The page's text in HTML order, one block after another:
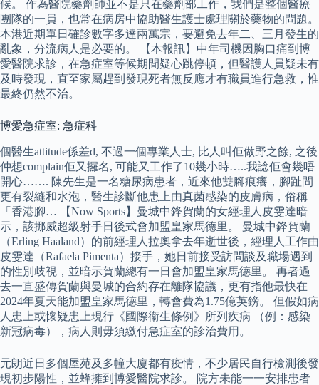
候。 作為醫院藥劑師並不是只在藥劑部工作，我們是整個醫療
團隊的一員，也常在病房中協助醫生護士處理關於藥物的問題。
本港近期單日確診數字多達兩萬宗，要避免去年二、三月發生的
亂象，分流病人是必要的。 【本報訊】中年司機因胸口痛到博
愛醫院求診，在急症室等候期間疑心跳停頓，但醫護人員疑未有
及時發現，直至家屬趕到發現死者無反應才有職員進行急救，惟
最終仍然不治。
博愛急症室: 急症科
個醫生attitude係差d, 不過一個專業人士, 比人叫佢做野之餘, 之後
仲想complain佢又攞名, 可能又工作了10幾小時…..我諗佢會幾唔
開心……. 陳先生是一名糖尿病患者，近來他雙腳痕癢，腳趾間
更有裂縫和水泡，醫生診斷他患上由真菌感染的皮膚病，俗稱
「香港腳… 【Now Sports】曼城中鋒賀蘭的女經理人皮雯達暗
示，該挪威超級射手日後式會加盟皇家馬德里。 曼城中鋒賀蘭
（Erling Haaland）的前經理人拉奧拿去年逝世後，經理人工作由
皮雯達（Rafaela Pimenta）接手，她日前接受訪問談及職場遇到
的性別歧視，並暗示賀蘭總有一日會加盟皇家馬德里。 再者過
去一直盛傳賀蘭與曼城的合約存在離隊協議，更有指他最快在
2024年夏天能加盟皇家馬德里，轉會費為1.75億英鎊。 但假如病
人患上或懷疑患上現行《國際衞生條例》所列疾病 （例：感染
新冠病毒），病人則毋須繳付急症室的診治費用。
元朗近日多個屋苑及多幢大廈都有疫情，不少居民自行檢測後發
現初步陽性，並蜂擁到博愛醫院求診。 院方未能一一安排患者